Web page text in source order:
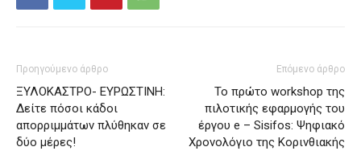
Προηγούμενο άρθρο
ΞΥΛΟΚΑΣΤΡΟ- ΕΥΡΩΣΤΙΝΗ:
Δείτε πόσοι κάδοι
απορριμμάτων πλύθηκαν σε
δύο μέρες!
Επόμενο άρθρο
Το πρώτο workshop της
πιλοτικής εφαρμογής του
έργου e – Sisifos: Ψηφιακό
Χρονολόγιο της Κορινθιακής